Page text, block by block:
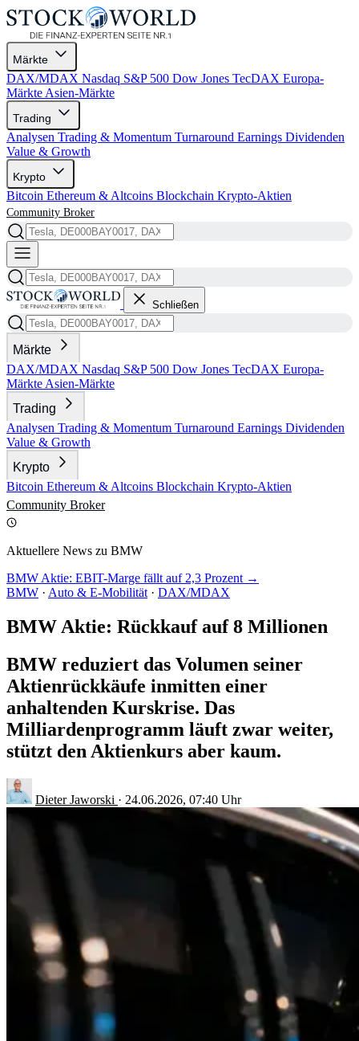
Märkte
DAX/MDAX Nasdaq S&P 500 Dow Jones TecDAX Europa-
Märkte Asien-Märkte
Trading
Analysen Trading & Momentum Turnaround Earnings Dividenden
Value & Growth
Krypto
Bitcoin Ethereum & Altcoins Blockchain Krypto-Aktien
Community Broker
Schließen
Märkte
DAX/MDAX Nasdaq S&P 500 Dow Jones TecDAX Europa-
Märkte Asien-Märkte
Trading
Analysen Trading & Momentum Turnaround Earnings Dividenden
Value & Growth
Krypto
Bitcoin Ethereum & Altcoins Blockchain Krypto-Aktien
Community Broker
Aktuellere News zu BMW
BMW Aktie: EBIT-Marge fällt auf 2,3 Prozent →
BMW · Auto & E-Mobilität · DAX/MDAX
BMW Aktie: Rückkauf auf 8 Millionen
BMW reduziert das Volumen seiner
Aktienrückkäufe inmitten einer
anhaltenden Kurskrise. Das
Milliardenprogramm läuft zwar weiter,
stützt den Aktienkurs aber kaum.
Dieter Jaworski · 24.06.2026, 07:40 Uhr